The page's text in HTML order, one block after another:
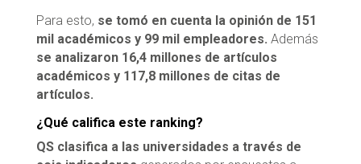
Para esto, se tomó en cuenta la opinión de 151
mil académicos y 99 mil empleadores. Además
se analizaron 16,4 millones de artículos
académicos y 117,8 millones de citas de
artículos.
¿Qué califica este ranking?
QS clasifica a las universidades a través de